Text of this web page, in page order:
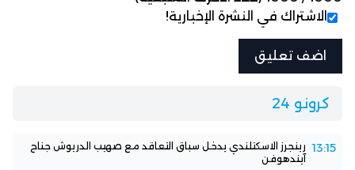
الاشتراك في النشرة الإخبارية!
كرونو 24
13:15 رينجرز الاسكتلندي يدخل سباق التعاقد مع صهيب الدريوش جناح
آيندهوفن